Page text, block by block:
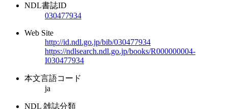
NDL書誌ID
030477934
Web Site
http://id.ndl.go.jp/bib/030477934
https://ndlsearch.ndl.go.jp/books/R000000004-
I030477934
本文言語コード
ja
NDL 雑誌分類